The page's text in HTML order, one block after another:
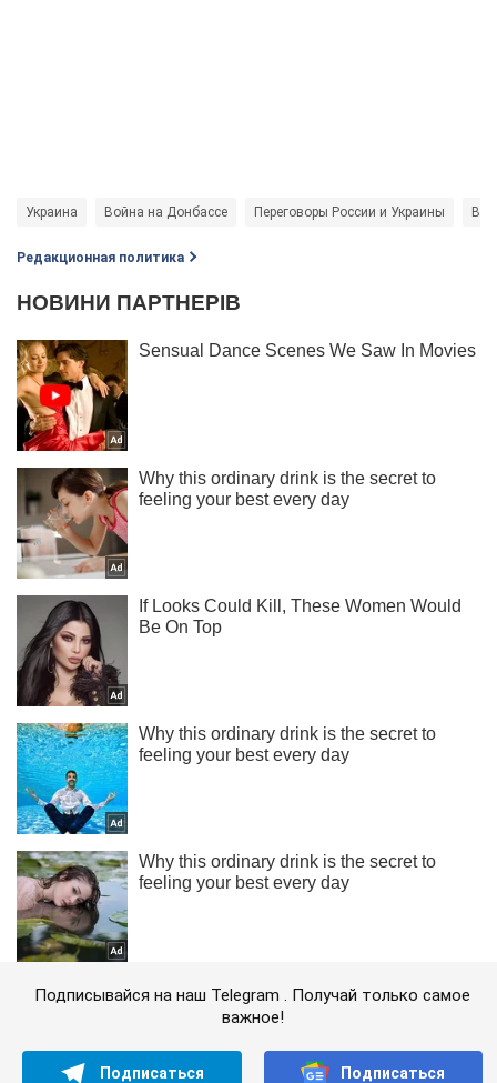
Украина Война на Донбассе Переговоры России и Украины
Редакционная политика
Подписывайся на наш Telegram . Получай только самое
важное!
Подписаться Подписаться